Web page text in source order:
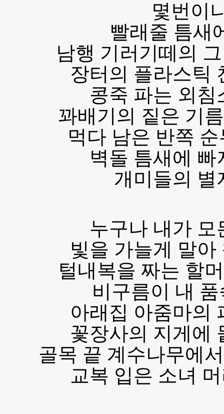
몇번이
빨래줄 틈새
남행 기러기떼의
장터의 플라스틱
콩죽 파는 외
꽈배기의 짙은 기
먹다 남은 반쪽
벽돌 틈새에
개미들의 별
누구나 내가
빛을 가늘게 말
털내복을 짜는 할
비구름이 내
아래집 아줌마의
꽃장사의 지게에
골목 끝 계수나무에
교복 입은 소녀